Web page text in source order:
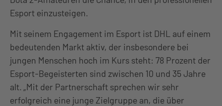
Esport einzusteigen.
Mit seinem Engagement im Esport ist DHL auf einem
bedeutenden Markt aktiv, der insbesondere bei
jungen Menschen hoch im Kurs steht: 78 Prozent der
Esport-Begeisterten sind zwischen 10 und 35 Jahre
alt. „Mit der Partnerschaft sprechen wir sehr
erfolgreich eine junge Zielgruppe an, die über